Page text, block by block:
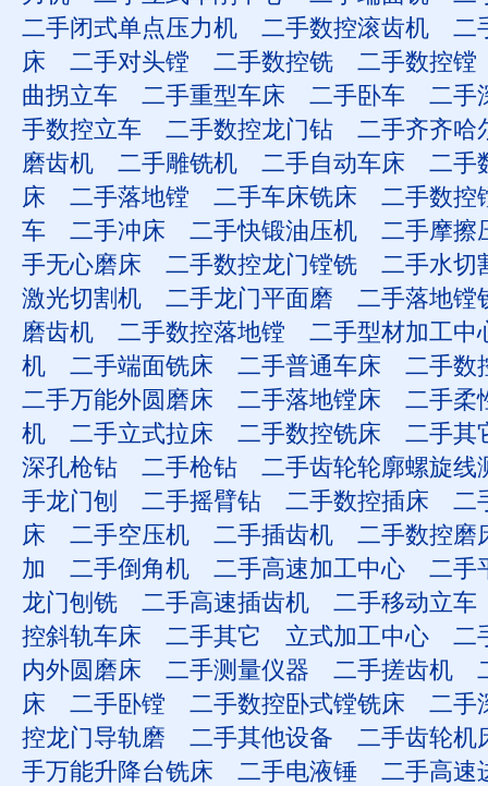
二手闭式单点压力机
二手数控滚齿机
二
床
二手对头镗 二手数控铣
二手数控镗
曲拐立车
二手重型车床 二手卧车
二手
手数控立车
二手数控龙门钻
二手齐齐哈
磨齿机
二手雕铣机 二手自动车床
二手
床
二手落地镗 二手车床铣床
二手数控
车
二手冲床 二手快锻油压机
二手摩擦
手无心磨床
二手数控龙门镗铣
二手水切
激光切割机
二手龙门平面磨
二手落地镗
磨齿机
二手数控落地镗
二手型材加工中
机
二手端面铣床 二手普通车床
二手数
二手万能外圆磨床
二手落地镗床
二手柔
机
二手立式拉床 二手数控铣床
二手其
深孔枪钻
二手枪钻
二手齿轮轮廓螺旋线
手龙门刨
二手摇臂钻 二手数控插床
二
床
二手空压机 二手插齿机
二手数控磨
加
二手倒角机 二手高速加工中心
二手
龙门刨铣
二手高速插齿机
二手移动立车
控斜轨车床
二手其它 立式加工中心
二
内外圆磨床
二手测量仪器 二手搓齿机
床
二手卧镗 二手数控卧式镗铣床
二手
控龙门导轨磨
二手其他设备
二手齿轮机
手万能升降台铣床
二手电液锤
二手高速